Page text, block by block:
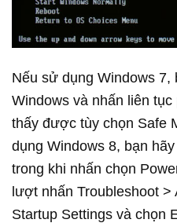
Nếu sử dụng Windows 7,
Windows và nhấn liên
thấy được tùy chọn Safe
dụng Windows 8, bạn
trong khi nhấn chọn
lượt nhấn Troubleshoot >
Startup Settings và chọn